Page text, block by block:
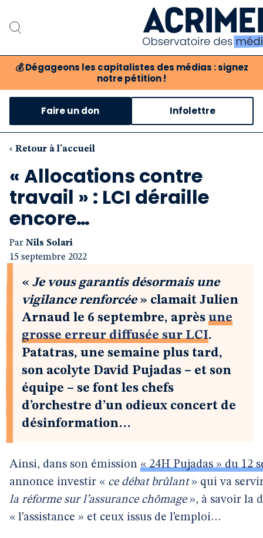
💰 Dégageons les capitalistes des médias : signez
notre pétition !Notre association
Notre critique des
Notre revue
Boutique
Faire un don Infolettre
‹ Retour à l'accueil
« Allocations contre
travail » : LCI déraille
encore…
Par Nils Solari
15 septembre 2022
« Je vous garantis désormais une
vigilance renforcée» clamait Julien
Arnaud le 6 septembre, après une
grosse erreur diffusée sur LCI.
Patatras, une semaine plus tard,
son acolyte David Pujadas – et son
équipe – se font les chefs
d’orchestre d’un odieux concert de
désinformation…
Ainsi, dans son émission « 24H Pujadas » du 12
annonce investir « ce débat brûlant» qui va
la réforme sur l’assurance chômage», à savoir la
« l’assistance » et ceux issus de l’emploi…